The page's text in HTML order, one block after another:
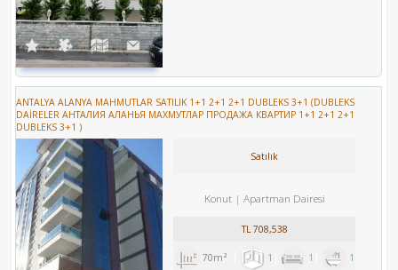
ANTALYA ALANYA MAHMUTLAR SATILIK 1+1 2+1 2+1 DUBLEKS 3+1 (DUBLEKS
DAİRELER АНТАЛИЯ АЛАНЬЯ МАХМУТЛАР ПРОДАЖА КВАРТИР 1+1 2+1 2+1
DUBLEKS 3+1 )
Satılık
Konut Apartman Dairesi
TL708,538
70m² 1 1 1